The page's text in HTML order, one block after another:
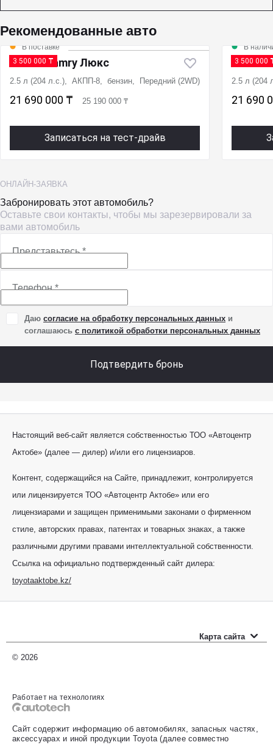
Рекомендованные авто
3 500 000 ₸
В поставке
Новая Camry Люкс
2.5 л (204 л.с.), АКПП-8, бензин, Передний (2WD)
21 690 000 ₸ 25 190 000 ₸
Записаться на тест-драйв
3 500 000
В
Новая
2.5 л (204
21 690
ОНЛАЙН-ЗАЯВКА
Забронировать этот автомобиль?
Оставьте свои контакты, чтобы мы зарезервировали за
вами автомобиль
Представьтесь*
Телефон*
Даю согласие на обработку персональных данных и
соглашаюсь с политикой обработки персональных данных
Подтвердить бронь
Настоящий веб-сайт является собственностью ТОО «Автоцентр
Актобе» (далее — дилер) и/или его лицензиаров.
Контент, содержащийся на Сайте, принадлежит, контролируется
или лицензируется ТОО «Автоцентр Актобе» или его
лицензиарами и защищен применимыми законами о фирменном
стиле, авторских правах, патентах и товарных знаках, а также
различными другими правами интеллектуальной собственности.
Ссылка на официально подтвержденный сайт дилера:
toyotaaktobe.kz/
Карта сайта
Новые автомобили
Автомобили с пробегом
Оценить свой авто
© 2026
Работает на технологиях
Сайт содержит информацию об автомобилях, запасных частях,
аксессуарах и иной продукции Toyota (далее совместно